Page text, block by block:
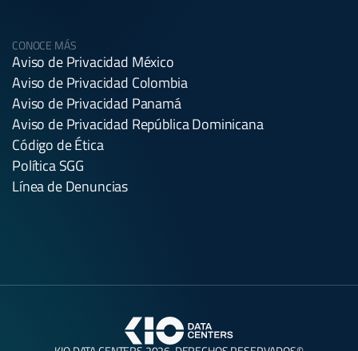
CONOCE MÁS
Aviso de Privacidad México
Aviso de Privacidad Colombia
Aviso de Privacidad Panamá
Aviso de Privacidad República Dominicana
Código de Ética
Política SGG
Línea de Denuncias